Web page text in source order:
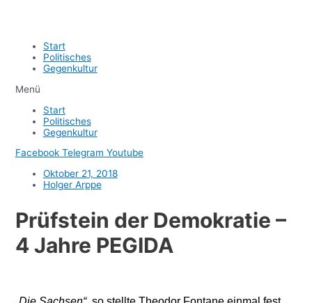
Start
Politisches
Gegenkultur
Menü
Start
Politisches
Gegenkultur
Facebook Telegram Youtube
Oktober 21, 2018
Holger Arppe
Prüfstein der Demokratie –
4 Jahre PEGIDA